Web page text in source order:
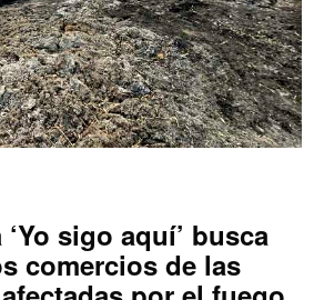
sigo aquí’ busca
comercios de las